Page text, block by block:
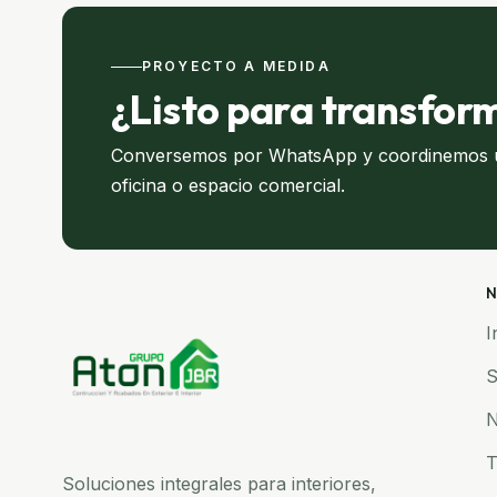
PROYECTO A MEDIDA
¿Listo para
Conversemos por WhatsApp y
oficina o espacio comercial.
Soluciones integrales para interiores,